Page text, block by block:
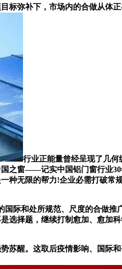
弥补下，市场内的合做从体正
行业正能量曾经呈现了几
之窗——记实中国铝门窗行业
种无限的帮力!企业必需打破
和处所规范、尺度的合做推
择题，继续打制愈加、愈加
醒。这取后疫情影响、国际